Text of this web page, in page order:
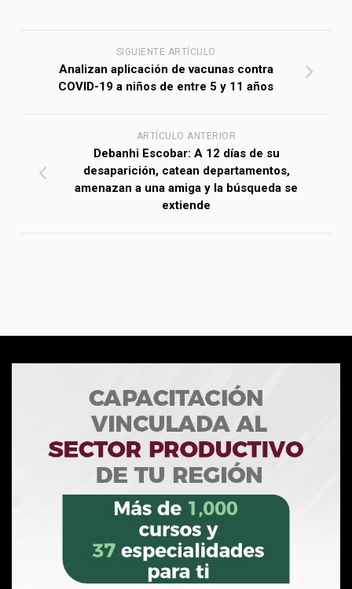
SIGUIENTE ARTÍCULO
Analizan aplicación de vacunas contra
COVID-19 a niños de entre 5 y 11 años
ARTÍCULO ANTERIOR
Debanhi Escobar: A 12 días de su
desaparición, catean departamentos,
amenazan a una amiga y la búsqueda se
extiende